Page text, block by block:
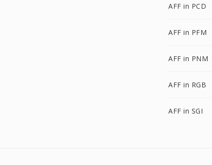
AFF in PCD
AFF in PFM
AFF in PNM
AFF in RGB
AFF in SGI